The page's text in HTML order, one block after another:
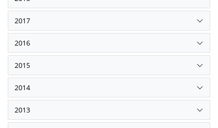
2017
2016
2015
2014
2013